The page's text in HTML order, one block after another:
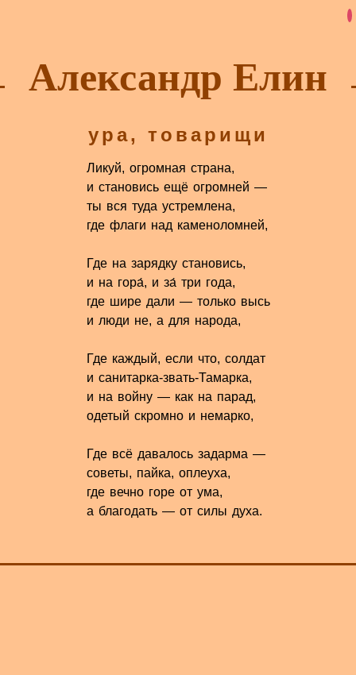
Александр Елин
ура, товарищи
Ликуй, огромная страна,
и становись ещё огромней —
ты вся туда устремлена,
где флаги над каменоломней,
Где на зарядку становись,
и на гора́, и за́ три года,
где шире дали — только высь
и люди не, а для народа,
Где каждый, если что, солдат
и санитарка-звать-Тамарка,
и на войну — как на парад,
одетый скромно и немарко,
Где всё давалось задарма —
советы, пайка, оплеуха,
где вечно горе от ума,
а благодать — от силы духа.